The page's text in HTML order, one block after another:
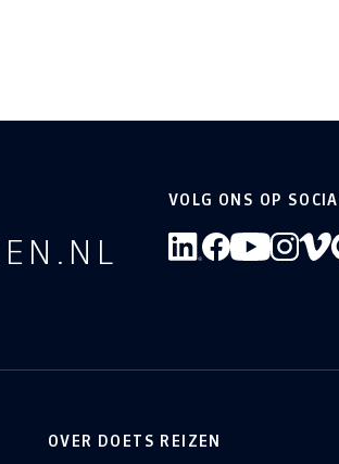
VOLG ONS OP
OVER DOETS REIZEN